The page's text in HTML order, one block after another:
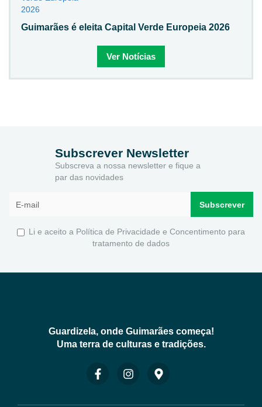
Guimarães é eleita Capital Verde Europeia 2026
Ver Notícias
Subscrever Newsletter
Subscreva a nossa newsletter e fique a
par das novidades
Li e aceito a Política de Privacidade e Concentimento para
tratamento de dados
Guardizela, onde Guimarães começa!
Uma terra de culturas e tradições.